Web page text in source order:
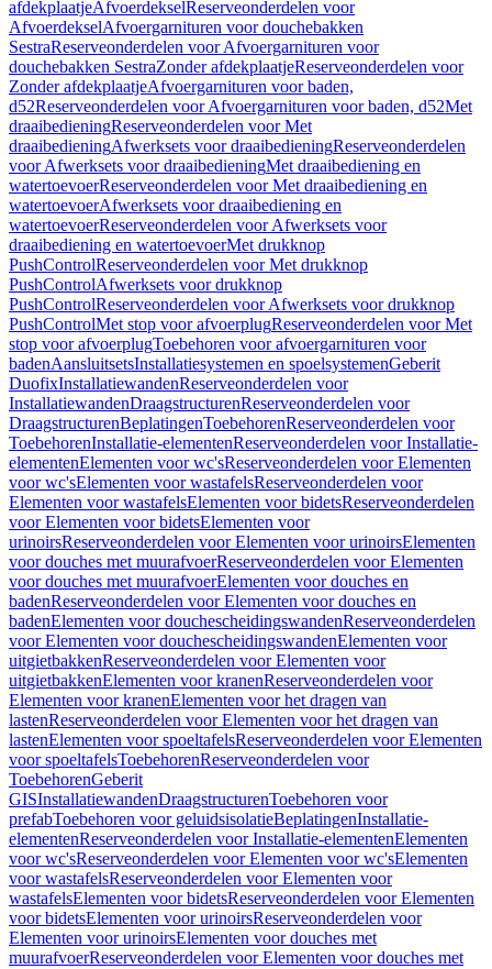
afdekplaatjeAfvoerdekselReserveonderdelen voor
AfvoerdekselAfvoergarnituren voor douchebakken
SestraReserveonderdelen voor Afvoergarnituren voor
douchebakken SestraZonder afdekplaatjeReserveonderdelen voor
Zonder afdekplaatjeAfvoergarnituren voor baden,
d52Reserveonderdelen voor Afvoergarnituren voor baden, d52Met
draaibedieningReserveonderdelen voor Met
draaibedieningAfwerksets voor draaibedieningReserveonderdelen
voor Afwerksets voor draaibedieningMet draaibediening en
watertoevoerReserveonderdelen voor Met draaibediening en
watertoevoerAfwerksets voor draaibediening en
watertoevoerReserveonderdelen voor Afwerksets voor
draaibediening en watertoevoerMet drukknop
PushControlReserveonderdelen voor Met drukknop
PushControlAfwerksets voor drukknop
PushControlReserveonderdelen voor Afwerksets voor drukknop
PushControlMet stop voor afvoerplugReserveonderdelen voor Met
stop voor afvoerplugToebehoren voor afvoergarnituren voor
badenAansluitsetsInstallatiesystemen en spoelsystemenGeberit
DuofixInstallatiewandenReserveonderdelen voor
InstallatiewandenDraagstructurenReserveonderdelen voor
DraagstructurenBeplatingenToebehorenReserveonderdelen voor
ToebehorenInstallatie-elementenReserveonderdelen voor Installatie-
elementenElementen voor wc'sReserveonderdelen voor Elementen
voor wc'sElementen voor wastafelsReserveonderdelen voor
Elementen voor wastafelsElementen voor bidetsReserveonderdelen
voor Elementen voor bidetsElementen voor
urinoirsReserveonderdelen voor Elementen voor urinoirsElementen
voor douches met muurafvoerReserveonderdelen voor Elementen
voor douches met muurafvoerElementen voor douches en
badenReserveonderdelen voor Elementen voor douches en
badenElementen voor douchescheidingswandenReserveonderdelen
voor Elementen voor douchescheidingswandenElementen voor
uitgietbakkenReserveonderdelen voor Elementen voor
uitgietbakkenElementen voor kranenReserveonderdelen voor
Elementen voor kranenElementen voor het dragen van
lastenReserveonderdelen voor Elementen voor het dragen van
lastenElementen voor spoeltafelsReserveonderdelen voor Elementen
voor spoeltafelsToebehorenReserveonderdelen voor
ToebehorenGeberit
GISInstallatiewandenDraagstructurenToebehoren voor
prefabToebehoren voor geluidsisolatieBeplatingenInstallatie-
elementenReserveonderdelen voor Installatie-elementenElementen
voor wc'sReserveonderdelen voor Elementen voor wc'sElementen
voor wastafelsReserveonderdelen voor Elementen voor
wastafelsElementen voor bidetsReserveonderdelen voor Elementen
voor bidetsElementen voor urinoirsReserveonderdelen voor
Elementen voor urinoirsElementen voor douches met
muurafvoerReserveonderdelen voor Elementen voor douches met